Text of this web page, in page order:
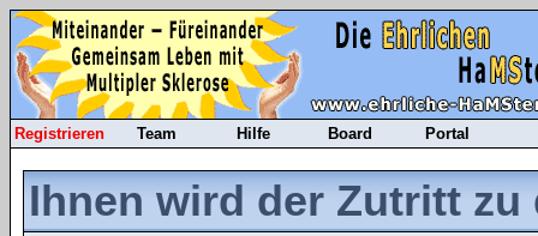
Registrieren Team Hilfe Board Portal
Ihnen wird der Zutritt